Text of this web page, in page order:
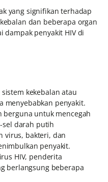
yang signifikan terhadap
dan beberapa organ
dampak penyakit HIV di
kekebalan atau
menyebabkan penyakit.
berguna untuk mencegah
sel darah putih
virus, bakteri, dan
penyakit.
HIV, penderita
berlangsung beberapa